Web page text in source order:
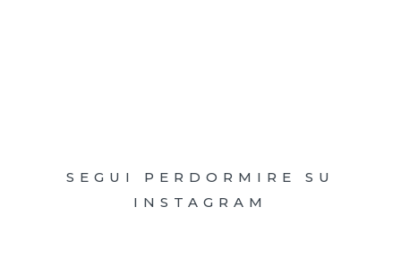
SEGUI PERDORMIRE SU
INSTAGRAM